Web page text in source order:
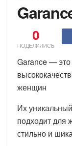
0
ПОДЕЛИЛИСЬ
Garance — это
женщин
Их
подходит для
стильно и